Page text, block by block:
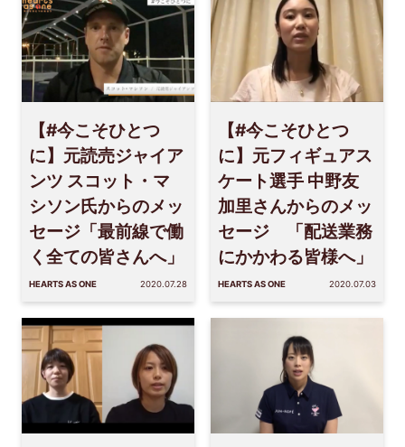
【#今こそひとつ
に】元読売ジャイア
ンツ スコット・マ
シソン氏からのメッ
セージ「最前線で働
く全ての皆さんへ」
HEARTS AS ONE 2020.07.28
【#今こそひとつ
に】元フィギュアス
ケート選手 中野友
加里さんからのメッ
セージ 「配送業務
にかかわる皆様へ」
HEARTS AS ONE 2020.07.03